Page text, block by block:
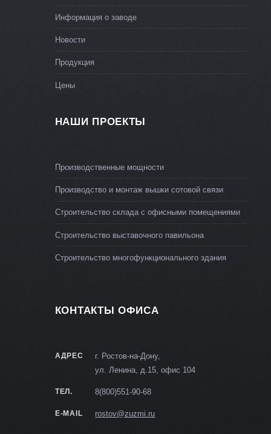
Информация о заводе
Новости
Продукция
Цены
НАШИ ПРОЕКТЫ
Производственные мощности
Производство и монтаж вышки сотовой связи
Строительство склада с офисными помещениями
Строительство выставочного павильона
Строительство многофункционального здания
КОНТАКТЫ ОФИСА
АДРЕС
г. Ростов-на-Дону,
ул. Ленина, д.15, офис 104
ТЕЛ. 8(800)551-90-68
E-MAIL rostov@zuzmi.ru